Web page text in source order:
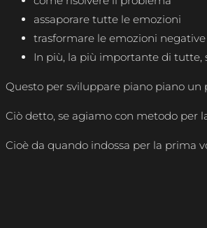
assaporare tutte le emozioni
trasformare le emozioni
In più, la più importante di tutte,
Questo per sviluppare piano piano un
Ciò detto, se agiamo con metodo per
Cioè da quando indossa per la prima